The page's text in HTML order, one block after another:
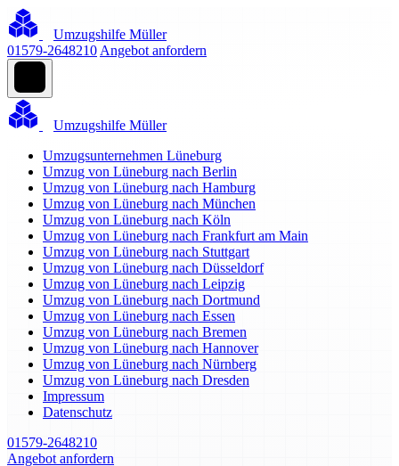
Umzugshilfe Müller
01579-2648210 Angebot anfordern
Umzugshilfe Müller
Umzugsunternehmen Lüneburg
Umzug von Lüneburg nach Berlin
Umzug von Lüneburg nach Hamburg
Umzug von Lüneburg nach München
Umzug von Lüneburg nach Köln
Umzug von Lüneburg nach Frankfurt am Main
Umzug von Lüneburg nach Stuttgart
Umzug von Lüneburg nach Düsseldorf
Umzug von Lüneburg nach Leipzig
Umzug von Lüneburg nach Dortmund
Umzug von Lüneburg nach Essen
Umzug von Lüneburg nach Bremen
Umzug von Lüneburg nach Hannover
Umzug von Lüneburg nach Nürnberg
Umzug von Lüneburg nach Dresden
Impressum
Datenschutz
01579-2648210
Angebot anfordern